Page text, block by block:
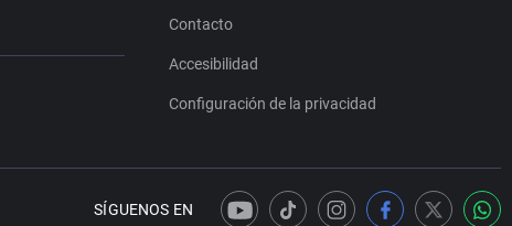
Contacto
Accesibilidad
Configuración de la privacidad
SÍGUENOS EN